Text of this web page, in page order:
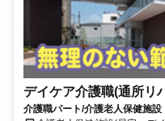
デイケア介護職(通所リ
介護職パート/介護老人保健施